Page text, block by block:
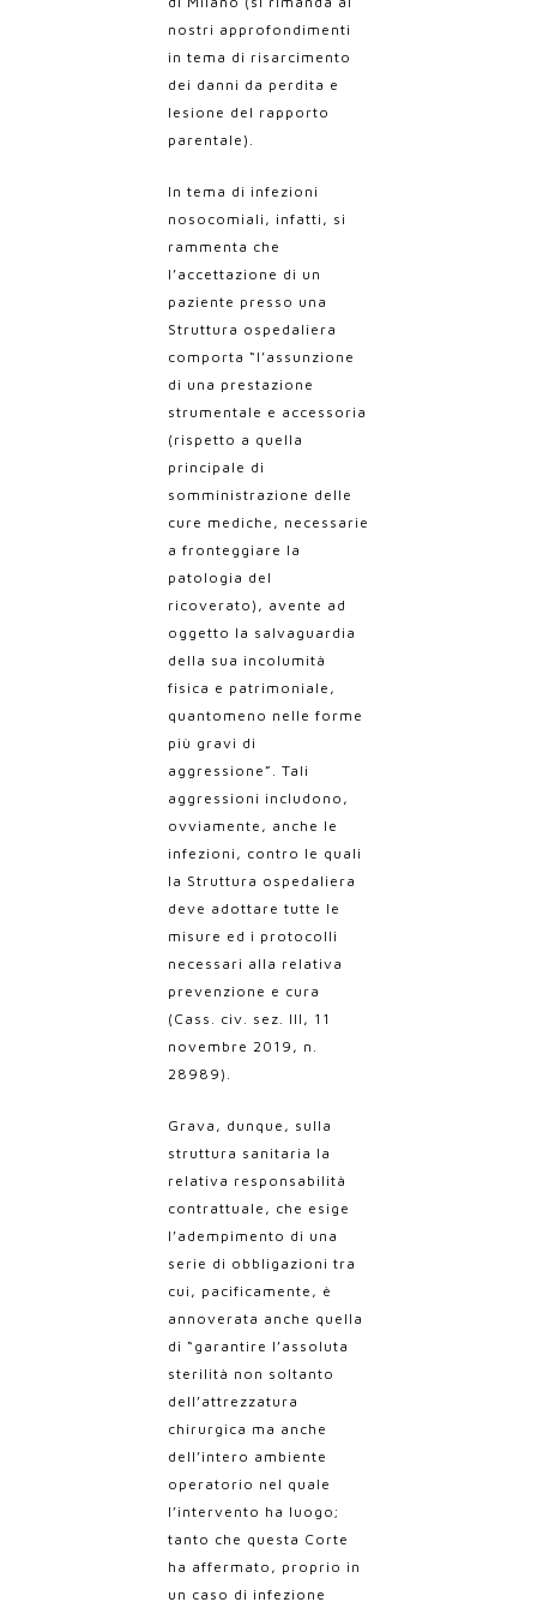
nostri approfondimenti
in tema di risarcimento
dei danni da perdita e
lesione del rapporto
parentale).
In tema di infezioni
nosocomiali, infatti, si
rammenta che
l’accettazione di un
paziente presso una
Struttura ospedaliera
comporta “ l’assunzione
di una prestazione
strumentale e accessoria
(rispetto a quella
principale di
somministrazione delle
cure mediche, necessarie
a fronteggiare la
patologia del
ricoverato), avente ad
oggetto la salvaguardia
della sua incolumità
fisica e patrimoniale,
quantomeno nelle forme
più gravi di
aggressione”. Tali
aggressioni includono,
ovviamente, anche le
infezioni, contro le quali
la Struttura ospedaliera
deve adottare tutte le
misure ed i protocolli
necessari alla relativa
prevenzione e cura
(Cass. civ. sez. III, 11
novembre 2019, n.
28989).
Grava, dunque, sulla
struttura sanitaria la
relativa responsabilità
contrattuale, che esige
l’adempimento di una
serie di obbligazioni tra
cui, pacificamente, è
annoverata anche quella
di “ garantire l’assoluta
sterilità non soltanto
dell’attrezzatura
chirurgica ma anche
dell’intero ambiente
operatorio nel quale
l’intervento ha luogo;
tanto che questa Corte
ha affermato, proprio in
un caso di infezione